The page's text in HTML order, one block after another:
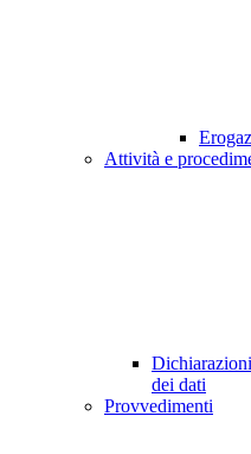
Attività e
dei dati
Provvedimenti